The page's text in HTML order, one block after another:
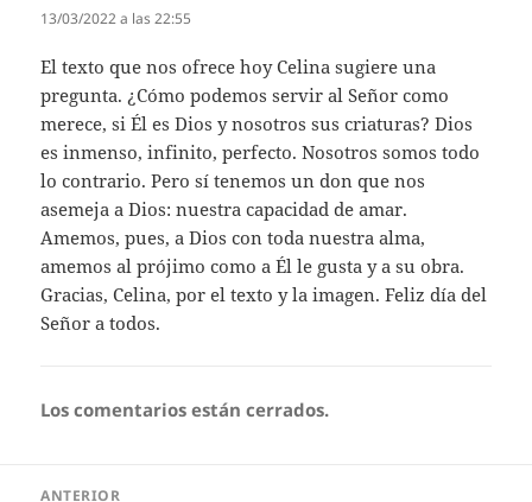
13/03/2022 a las 22:55
El texto que nos ofrece hoy Celina sugiere una
pregunta. ¿Cómo podemos servir al Señor como
merece, si Él es Dios y nosotros sus criaturas? Dios
es inmenso, infinito, perfecto. Nosotros somos todo
lo contrario. Pero sí tenemos un don que nos
asemeja a Dios: nuestra capacidad de amar.
Amemos, pues, a Dios con toda nuestra alma,
amemos al prójimo como a Él le gusta y a su obra.
Gracias, Celina, por el texto y la imagen. Feliz día del
Señor a todos.
Los comentarios están cerrados.
ANTERIOR